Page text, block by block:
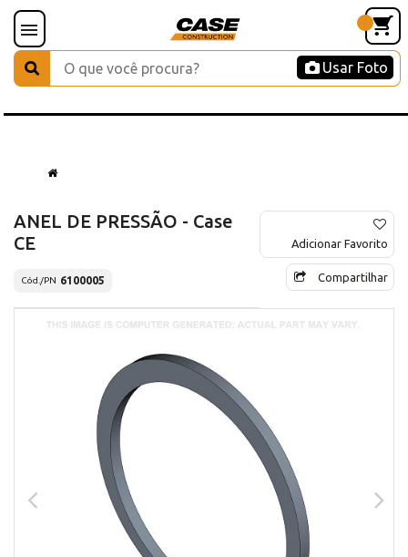
Usar Foto
ANEL DE PRESSÃO - Case
CE
Cód./PN 6100005
Adicionar Favorito
Compartilhar